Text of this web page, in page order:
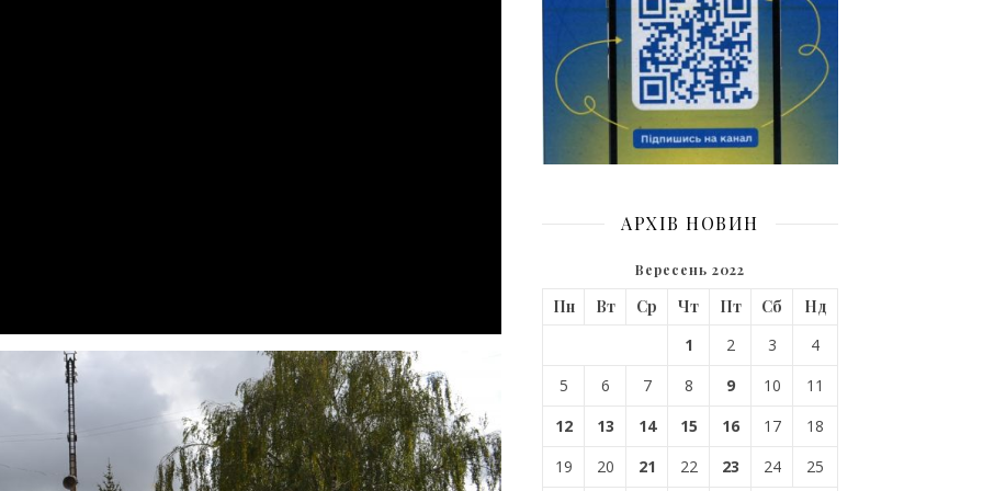
АРХІВ НОВИН
Вересень 2022
Пн Вт Ср Чт Пт Сб
Нд
1
2 3
4
5
6 7 8 9 10
11
12
13 14 15 16 17
18
19
20 21 22 23 24
25